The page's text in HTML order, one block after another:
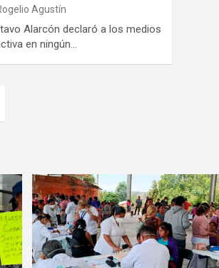
Agustín
Alarcón declaró a los medios
en ningún…